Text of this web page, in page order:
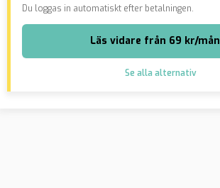
Du loggas in automatiskt efter betalningen.
Läs vidare från 69 kr/mån
Se alla alternativ